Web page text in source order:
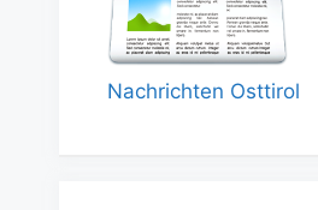
Nachrichten Osttirol